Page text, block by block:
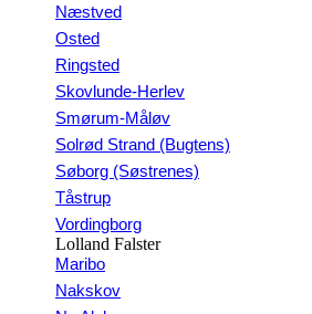
Næstved
Osted
Ringsted
Skovlunde-Herlev
Smørum-Måløv
Solrød Strand (Bugtens)
Søborg (Søstrenes)
Tåstrup
Vordingborg
Lolland Falster
Maribo
Nakskov